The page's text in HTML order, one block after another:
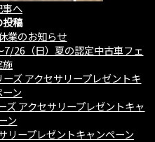
事へ
投稿
業のお知らせ
26（日）夏の認定中古車フェ
施
ズ アクセサリープレゼントキ
ン
ズ アクセサリープレゼントキャ
ン
リープレゼントキャンペーン